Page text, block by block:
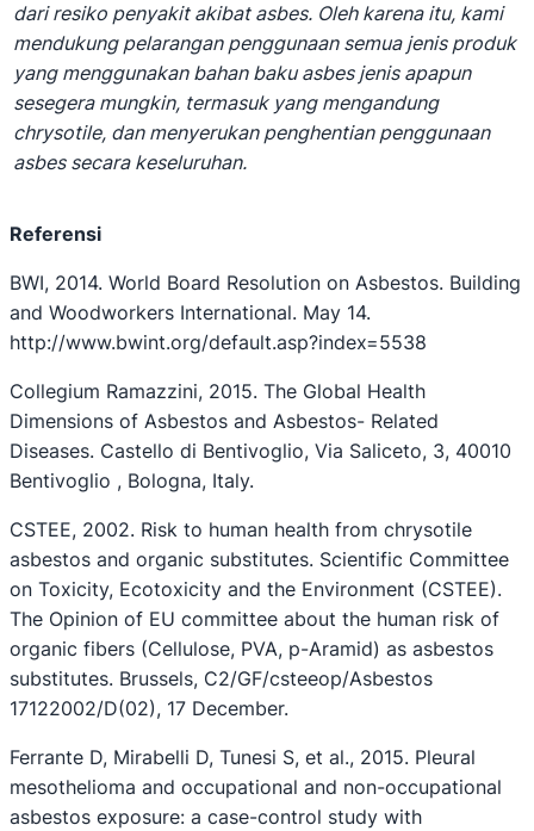
dari resiko penyakit akibat asbes. Oleh karena itu, kami
mendukung pelarangan penggunaan semua jenis produk
yang menggunakan bahan baku asbes jenis apapun
sesegera mungkin, termasuk yang mengandung
chrysotile, dan menyerukan penghentian penggunaan
asbes secara keseluruhan.
Referensi
BWI, 2014. World Board Resolution on Asbestos. Building
and Woodworkers International. May 14.
http://www.bwint.org/default.asp?index=5538
Collegium Ramazzini, 2015. The Global Health
Dimensions of Asbestos and Asbestos- Related
Diseases. Castello di Bentivoglio, Via Saliceto, 3, 40010
Bentivoglio , Bologna, Italy.
CSTEE, 2002. Risk to human health from chrysotile
asbestos and organic substitutes. Scientific Committee
on Toxicity, Ecotoxicity and the Environment (CSTEE).
The Opinion of EU committee about the human risk of
organic fibers (Cellulose, PVA, p-Aramid) as asbestos
substitutes. Brussels, C2/GF/csteeop/Asbestos
17122002/D(02), 17 December.
Ferrante D, Mirabelli D, Tunesi S, et al., 2015. Pleural
mesothelioma and occupational and non-occupational
asbestos exposure: a case-control study with